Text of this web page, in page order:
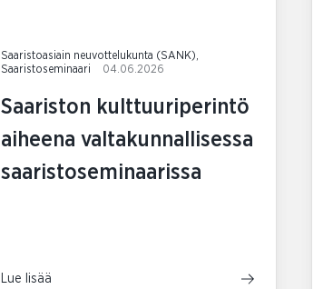
Saaristoasiain neuvottelukunta (SANK),
Saaristoseminaari
04.06.2026
Saariston kulttuuriperintö
aiheena valtakunnallisessa
saaristoseminaarissa
Lue lisää